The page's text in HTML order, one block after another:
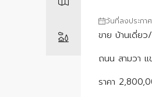
วันที่ลงประก
ขาย บ้านเดี่ย
ถนน สามวา
ราคา